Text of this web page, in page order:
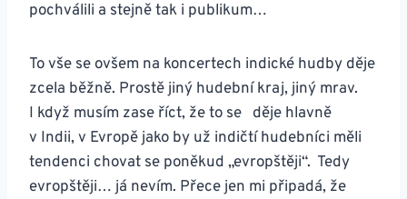
pochválili a stejně tak i publikum…
To vše se ovšem na koncertech indické hudby děje
zcela běžně. Prostě jiný hudební kraj, jiný mrav.
I když musím zase říct, že to se děje hlavně
v Indii, v Evropě jako by už indičtí hudebníci měli
tendenci chovat se poněkud „evropštěji“. Tedy
evropštěji… já nevím. Přece jen mi připadá, že